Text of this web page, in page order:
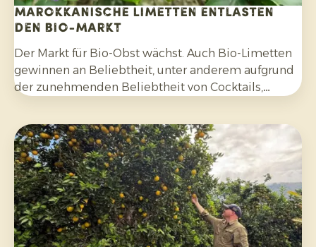
Marokkanische Limetten entlasten
den Bio-Markt
Der Markt für Bio-Obst wächst. Auch Bio-Limetten
gewinnen an Beliebtheit, unter anderem aufgrund
der zunehmenden Beliebtheit von Cocktails,
und anderen Gerichten. Darüber hinaus
entscheiden sich Verbraucher bewusster für
Zitrusfrüchte, die ohne synthetische Pestizide
angebaut und nach der Ernte nicht mit Fungiziden
behandelt wurden.